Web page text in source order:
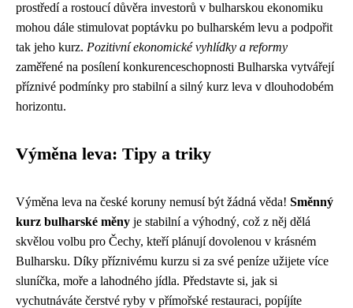
prostředí a rostoucí důvěra investorů v bulharskou ekonomiku
mohou dále stimulovat poptávku po bulharském levu a podpořit
tak jeho kurz. Pozitivní ekonomické vyhlídky a reformy
zaměřené na posílení konkurenceschopnosti Bulharska vytvářejí
příznivé podmínky pro stabilní a silný kurz leva v dlouhodobém
horizontu.
Výměna leva: Tipy a triky
Výměna leva na české koruny nemusí být žádná věda! Směnný
kurz bulharské měny je stabilní a výhodný, což z něj dělá
skvělou volbu pro Čechy, kteří plánují dovolenou v krásném
Bulharsku. Díky příznivému kurzu si za své peníze užijete více
sluníčka, moře a lahodného jídla. Představte si, jak si
vychutnáváte čerstvé ryby v přímořské restauraci, popíjíte